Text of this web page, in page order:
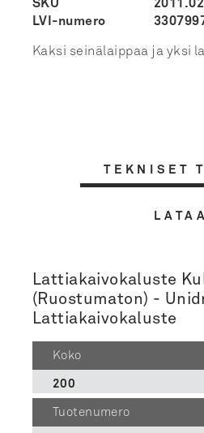
SKU
LVI-numero
Kaksi seinälaippaa ja yksi
TEKNISET
LATAA
Lattiakaivokaluste
(Ruostumaton) -
Lattiakaivokaluste
Koko
200
Tuotenumero